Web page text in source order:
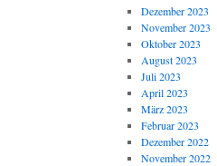
Dezember 2023
November 2023
Oktober 2023
August 2023
Juli 2023
April 2023
März 2023
Februar 2023
Dezember 2022
November 2022